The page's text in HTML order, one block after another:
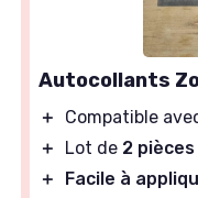
Autocollants
＋ Compatible
＋
Lot de 2 pièces
＋
Facile à